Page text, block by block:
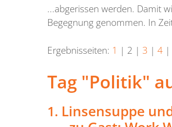
...abgerissen werden. Damit
Begegnung genommen. In
Ergebnisseiten: 1 | 2 | 3 | 4 |
Tag "Politik"
Linsensuppe